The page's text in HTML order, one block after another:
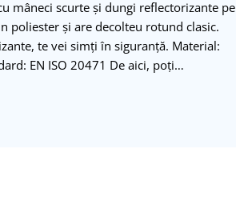
mâneci scurte și dungi reflectorizante pe
poliester și are decolteu rotund clasic.
te vei simți în siguranță. Material:
EN ISO 20471 De aici, poți…